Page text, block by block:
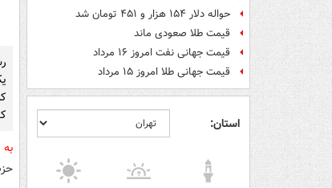
حواله دلار ۱۵۴ هزار و ۴۵۱ تومان شد
قیمت طلا صعودی ماند
قیمت جهانی نفت امروز ۱۶ مرداد
قیمت جهانی طلا امروز ۱۵ مرداد
استان: